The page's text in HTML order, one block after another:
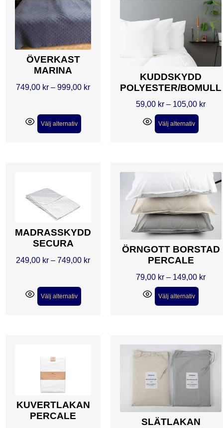
ÖVERKAST
MARINA
749,00 kr – 999,00 kr
Välj alternativ
KUDDSKYDD
POLYESTER/BOMULL
59,00 kr – 105,00 kr
Välj alternativ
MADRASSKYDD
SECURA
249,00 kr – 749,00 kr
Välj alternativ
ÖRNGOTT BORSTAD
PERCALE
79,00 kr – 149,00 kr
Välj alternativ
KUVERTLAKAN
PERCALE
SLÄTLAKAN